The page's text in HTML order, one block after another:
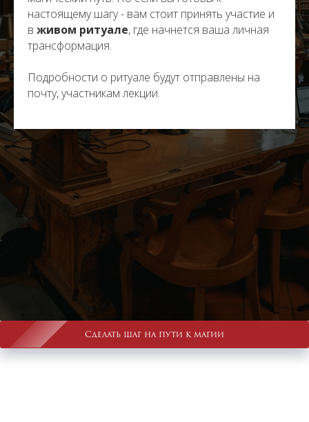
настоящему шагу - вам стоит принять участие и
в живом ритуале, где начнется ваша личная
трансформация.
Подробности о ритуале будут отправлены на
почту, участникам лекции.
Сделать шаг на пути к магии